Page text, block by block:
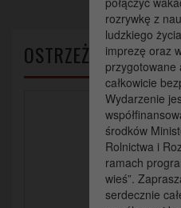
rozrywkę z
ludzkiego
imprezę oraz
przygotowane
całkowicie
Wydarzenie
środków
Rolnictwa i
ramach
wieś”.
serdecznie
OSTRZEŻENIA